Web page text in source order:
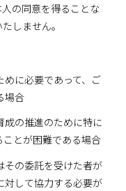
の同意を得ることな
しません。
に必要であって、ご
場合
の推進のために特に
とが困難である場合
その委託を受けた者が
対して協力する必要が